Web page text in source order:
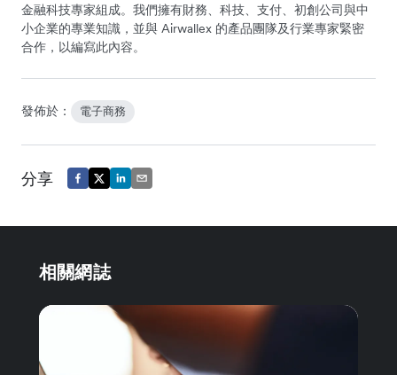
金融科技專家組成。我們擁有財務、科技、支付、初創公司與中
小企業的專業知識，並與 Airwallex 的產品團隊及行業專家緊密
合作，以編寫此內容。
發佈於： 電子商務
分享
相關網誌